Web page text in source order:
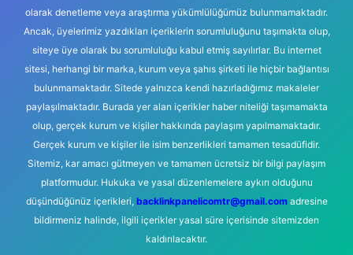
olarak denetleme veya araştırma yükümlülüğümüz bulunmamaktadır.
Ancak, üyelerimiz yazdıkları içeriklerin sorumluluğunu taşımakta olup,
siteye üye olarak bu sorumluluğu kabul etmiş sayılırlar. Bu internet
sitesi, herhangi bir marka, kurum veya şahıs şirketi ile hiçbir bağlantısı
bulunmamaktadır. Sitede yalnızca kendi hazırladığımız makaleler
paylaşılmaktadır. Burada yer alan içerikler haber niteliği taşımamakta
olup, gerçek kurum ve kişiler hakkında paylaşım yapılmamaktadır.
Gerçek kurum ve kişiler ile isim benzerlikleri tamamen tesadüfidir.
Sitemiz, kar amacı gütmeyen ve tamamen ücretsiz bir bilgi paylaşım
platformudur. Hukuka ve yasal düzenlemelere aykırı olduğunu
düşündüğünüz içerikleri, backlinkpanelicomtr@gmail.comadresine
bildirmeniz halinde, ilgili içerikler yasal süre içerisinde sitemizden
kaldırılacaktır.